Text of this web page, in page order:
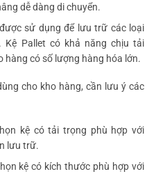
dễ dàng di chuyển.
sử dụng để lưu trữ các loại
Kệ Pallet có khả năng chịu tải
hàng có số lượng hàng hóa lớn.
cho kho hàng, cần lưu ý các
kệ có tải trọng phù hợp với
lưu trữ.
kệ có kích thước phù hợp với